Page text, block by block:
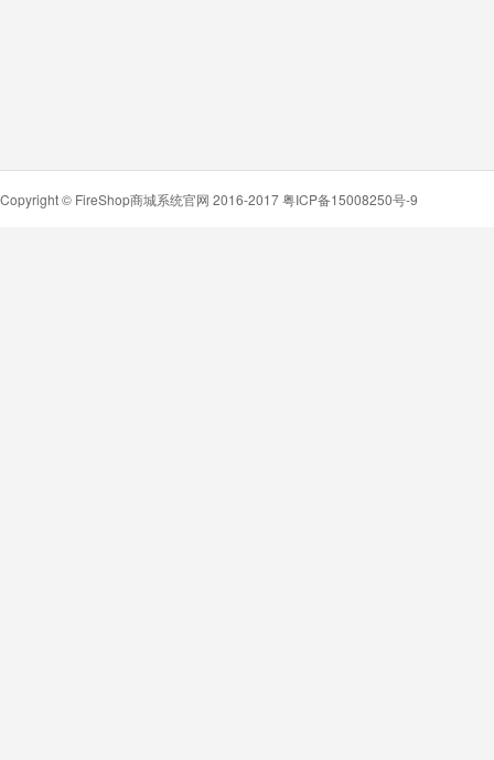
Copyright © FireShop商城系统官网 2016-2017粤ICP备15008250号-9